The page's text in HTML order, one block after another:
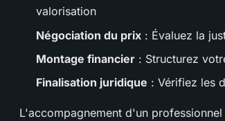
valorisation
Négociation du prix : Évaluez la
Montage financier : Structurez
Finalisation juridique : Vérifiez les
L'accompagnement d'un